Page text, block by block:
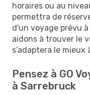
horaires ou au
permettra de
d'un voyage prévu
aidons à trouver le
s’adaptera le mieux
Pensez à GO
à Sarrebruck